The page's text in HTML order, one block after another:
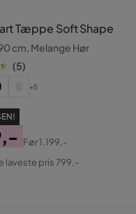
Tæppe Soft Shape
cm, Melange Hør
(5)
+5
Før1.199,-
laveste pris 799,-